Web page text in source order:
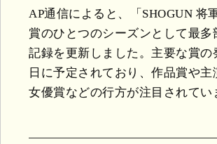
AP通信によると、「SHOGUN 将
賞のひとつのシーズンとして最多
記録を更新しました。主要な賞の
日に予定されており、作品賞や主
女優賞などの行方が注目されてい